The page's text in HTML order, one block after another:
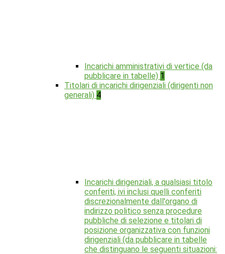
Incarichi amministrativi di vertice (da
pubblicare in tabelle) 1
Titolari di incarichi dirigenziali (dirigenti non
generali) 4
Incarichi dirigenziali, a qualsiasi titolo
conferiti, ivi inclusi quelli conferiti
discrezionalmente dall'organo di
indirizzo politico senza procedure
pubbliche di selezione e titolari di
posizione organizzativa con funzioni
dirigenziali (da pubblicare in tabelle
che distinguano le seguenti situazioni: